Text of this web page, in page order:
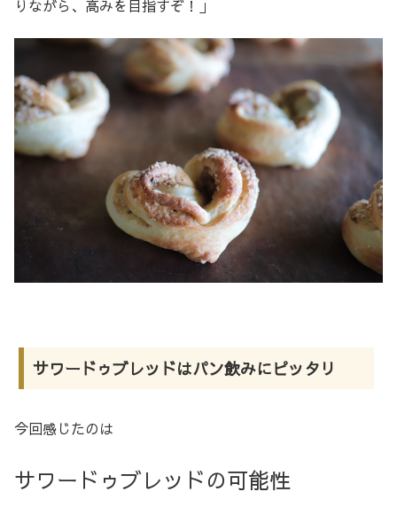
りながら、高みを目指すぞ！」
サワードゥブレッドはパン飲みにピッタリ
今回感じたのは
サワードゥブレッドの可能性